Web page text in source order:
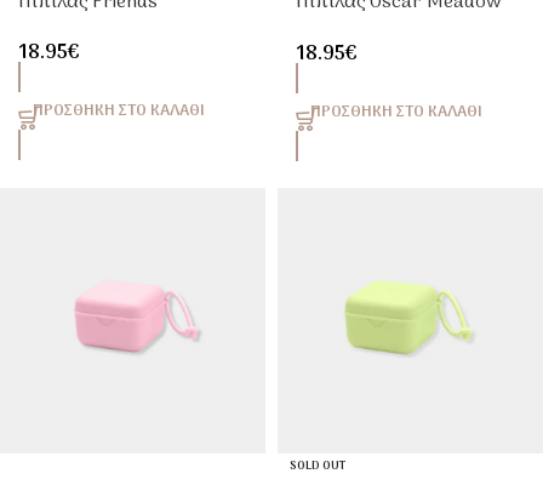
18.95€
ΠΡΟΣΘΉΚΗ ΣΤΟ ΚΑΛΆΘΙ
18.95€
ΠΡΟΣΘΉΚΗ ΣΤΟ ΚΑΛΆΘΙ
SOLD OUT